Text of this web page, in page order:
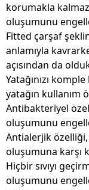
korumakla kalmaz
oluşumunu
Fitted çarşaf
anlamıyla
açısından da
Yatağınızı
yatağın kullanım
Antibakteriyel
oluşumunu
Antialerjik
oluşumuna karşı
Hiçbir sıvıyı
oluşumunu